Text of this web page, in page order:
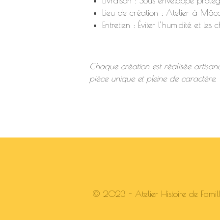
Lieu de création : Atelier à
Entretien : Éviter l’humidité et les
Chaque création est réalisée
pièce unique et pleine de caractère.
© 2023 - Atelier Histoire de